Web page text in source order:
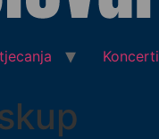
Koncerti